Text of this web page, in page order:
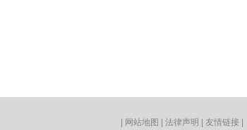
网站地图 法律声明 友情链接